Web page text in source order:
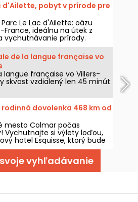
d'Ailette, pobyt v prírode pre
Le Lac d'Ailette: oázu
ideálnu na útek z
vychutnávanie prírody.
de la langue française vo
langue française vo Villers-
skvost vzdialený len 45 minút
dovolenka 468 km od
mesto Colmar počas
Vychutnajte si výlety loďou,
hotel Esquisse, ktorý bude
vyhľadávanie